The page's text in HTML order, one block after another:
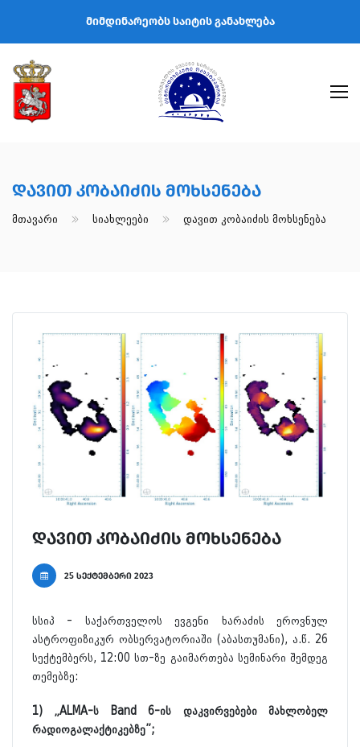
მიმდინარეობს საიტის განახლება
Დავით Კობაიძის Მოხსენება
Მთავარი Სიახლეები Დავით Კობაიძის Მოხსენება
დავით კობაიძის მოხსენება
25 სექტემბერი 2023
სსიპ - საქართველოს ევგენი ხარაძის ეროვნულ
ასტროფიზიკურ ობსერვატორიაში (აბასთუმანი), ა.წ. 26
სექტემბერს, 12:00 სთ-ზე გაიმართება სემინარი შემდეგ
თემებზე:
1) „ALMA-ს Band 6-ის დაკვირვებები მახლობელ
რადიოგალაქტიკებზე”;